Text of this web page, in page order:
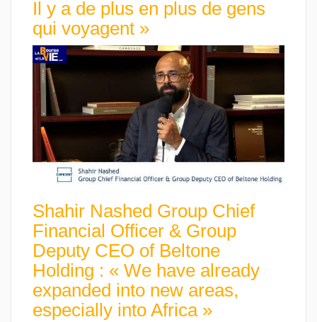
Il y a de plus en plus de gens
qui voyagent »
Shahir Nashed Group Chief
Financial Officer & Group
Deputy CEO of Beltone
Holding : « We have already
expanded into new areas,
especially into Africa »